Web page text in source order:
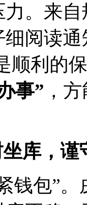
。来
阅读
顺利的
事” ，
坐库，谨
钱包”